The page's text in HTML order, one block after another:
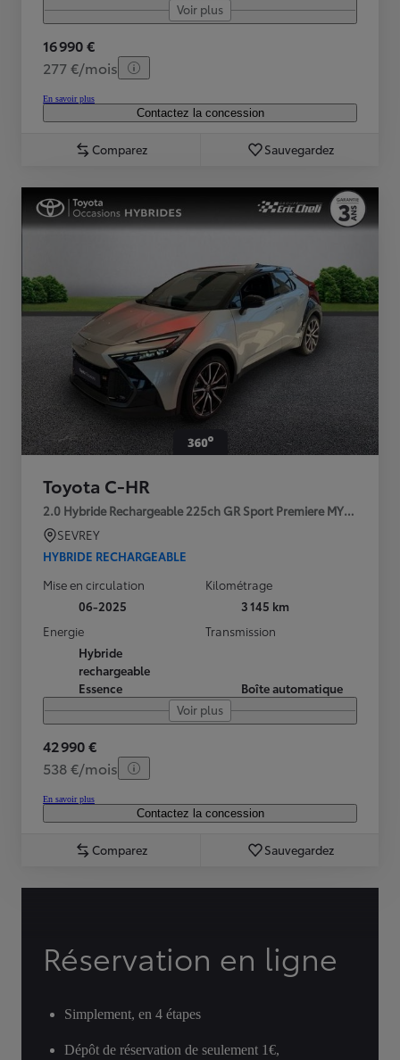
Voir plus
16 990 €
277 €/mois
En savoir plus
Contactez la concession
Comparez Sauvegardez
Toyota C-HR
2.0 Hybride Rechargeable 225ch GR Sport Premiere MY25
SEVREY
HYBRIDE RECHARGEABLE
Mise en circulation
06-2025
Kilométrage
3 145 km
Energie
Hybride
rechargeable
Essence
Transmission
Boîte automatique
Voir plus
42 990 €
538 €/mois
En savoir plus
Contactez la concession
Comparez Sauvegardez
Réservation en ligne
Simplement, en 4 étapes
Dépôt de réservation de seulement 1€,